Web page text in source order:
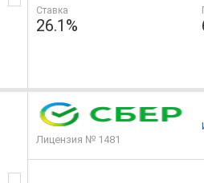
Ставка
26.1%
Лицензия № 1481